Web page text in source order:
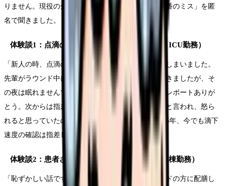
りません。現役の先輩ナースたちに「新人時代の一番のミス」を匿
名で聞きました。
体験談1：点滴の滴下速度を間違えた（5年目・ICU勤務）
「新人の時、点滴の滴下速度を倍の速さに設定してしまいました。
先輩がラウンド中に気づいてくれて、すぐに修正できましたが、そ
の夜は眠れませんでした。翌日、師長に呼ばれて『レポートありが
とう。次からは指差し確認をルーティンにしてね』と言われ、怒ら
れると思っていたので拍子抜けしました。あれから5年、今でも滴下
速度の確認は指差しで行っています。」
体験談2：患者さんを間違えた（8年目・外科病棟勤務）
「恥ずかしい話ですが、患者認証を怠って隣のベッドの方に配膳し